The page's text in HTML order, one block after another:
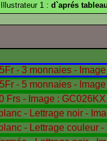
1 : d`aprés